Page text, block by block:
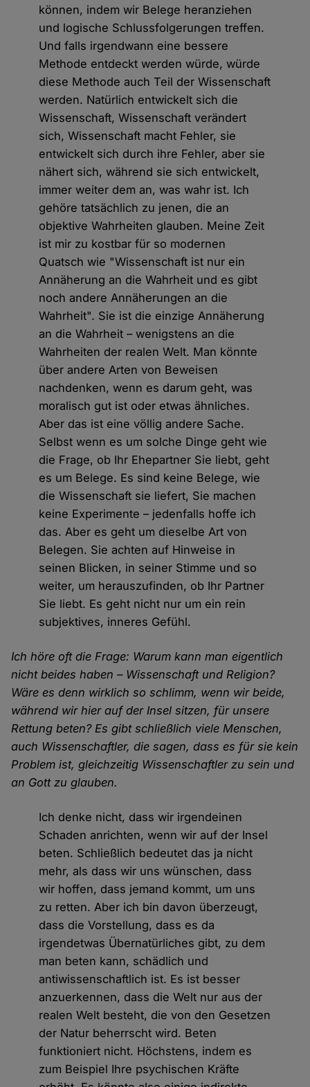
können, indem wir Belege heranziehen
und logische Schlussfolgerungen treffen.
Und falls irgendwann eine bessere
Methode entdeckt werden würde, würde
diese Methode auch Teil der Wissenschaft
werden. Natürlich entwickelt sich die
Wissenschaft, Wissenschaft verändert
sich, Wissenschaft macht Fehler, sie
entwickelt sich durch ihre Fehler, aber sie
nähert sich, während sie sich entwickelt,
immer weiter dem an, was wahr ist. Ich
gehöre tatsächlich zu jenen, die an
objektive Wahrheiten glauben. Meine Zeit
ist mir zu kostbar für so modernen
Quatsch wie "Wissenschaft ist nur ein
Annäherung an die Wahrheit und es gibt
noch andere Annäherungen an die
Wahrheit". Sie ist die einzige Annäherung
an die Wahrheit – wenigstens an die
Wahrheiten der realen Welt. Man könnte
über andere Arten von Beweisen
nachdenken, wenn es darum geht, was
moralisch gut ist oder etwas ähnliches.
Aber das ist eine völlig andere Sache.
Selbst wenn es um solche Dinge geht wie
die Frage, ob Ihr Ehepartner Sie liebt, geht
es um Belege. Es sind keine Belege, wie
die Wissenschaft sie liefert, Sie machen
keine Experimente – jedenfalls hoffe ich
das. Aber es geht um dieselbe Art von
Belegen. Sie achten auf Hinweise in
seinen Blicken, in seiner Stimme und so
weiter, um herauszufinden, ob Ihr Partner
Sie liebt. Es geht nicht nur um ein rein
subjektives, inneres Gefühl.
Ich höre oft die Frage: Warum kann man eigentlich
nicht beides haben – Wissenschaft und Religion?
Wäre es denn wirklich so schlimm, wenn wir beide,
während wir hier auf der Insel sitzen, für unsere
Rettung beten? Es gibt schließlich viele Menschen,
auch Wissenschaftler, die sagen, dass es für sie kein
Problem ist, gleichzeitig Wissenschaftler zu sein und
an Gott zu glauben.
Ich denke nicht, dass wir irgendeinen
Schaden anrichten, wenn wir auf der Insel
beten. Schließlich bedeutet das ja nicht
mehr, als dass wir uns wünschen, dass
wir hoffen, dass jemand kommt, um uns
zu retten. Aber ich bin davon überzeugt,
dass die Vorstellung, dass es da
irgendetwas Übernatürliches gibt, zu dem
man beten kann, schädlich und
antiwissenschaftlich ist. Es ist besser
anzuerkennen, dass die Welt nur aus der
realen Welt besteht, die von den Gesetzen
der Natur beherrscht wird. Beten
funktioniert nicht. Höchstens, indem es
zum Beispiel Ihre psychischen Kräfte